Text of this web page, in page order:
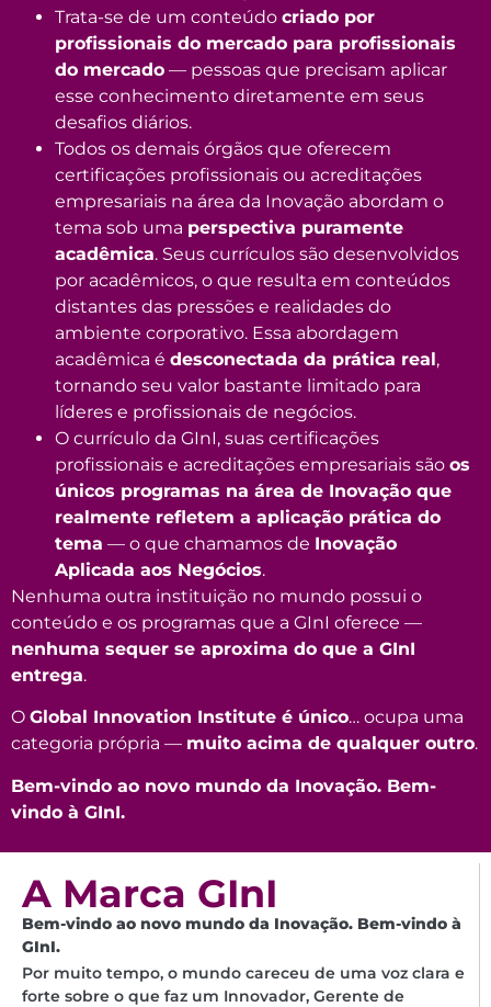
Trata-se de um conteúdo criado por
profissionais do mercado para profissionais
do mercado — pessoas que precisam aplicar
esse conhecimento diretamente em seus
desafios diários.
Todos os demais órgãos que oferecem
certificações profissionais ou acreditações
empresariais na área da Inovação abordam o
tema sob uma perspectiva puramente
acadêmica. Seus currículos são desenvolvidos
por acadêmicos, o que resulta em conteúdos
distantes das pressões e realidades do
ambiente corporativo. Essa abordagem
acadêmica é desconectada da prática real,
tornando seu valor bastante limitado para
líderes e profissionais de negócios.
O currículo da GInI, suas certificações
profissionais e acreditações empresariais são os
únicos programas na área de Inovação que
realmente refletem a aplicação prática do
tema — o que chamamos de Inovação
Aplicada aos Negócios.
Nenhuma outra instituição no mundo possui o
conteúdo e os programas que a GInI oferece —
nenhuma sequer se aproxima do que a GInI
entrega.
O Global Innovation Institute é único… ocupa uma
categoria própria — muito acima de qualquer outro.
Bem-vindo ao novo mundo da Inovação. Bem-
vindo à GInI.
A Marca GInI
Bem-vindo ao novo mundo da Inovação. Bem-vindo à
GInI.
Por muito tempo, o mundo careceu de uma voz clara e
forte sobre o que faz um Innovador, Gerente de